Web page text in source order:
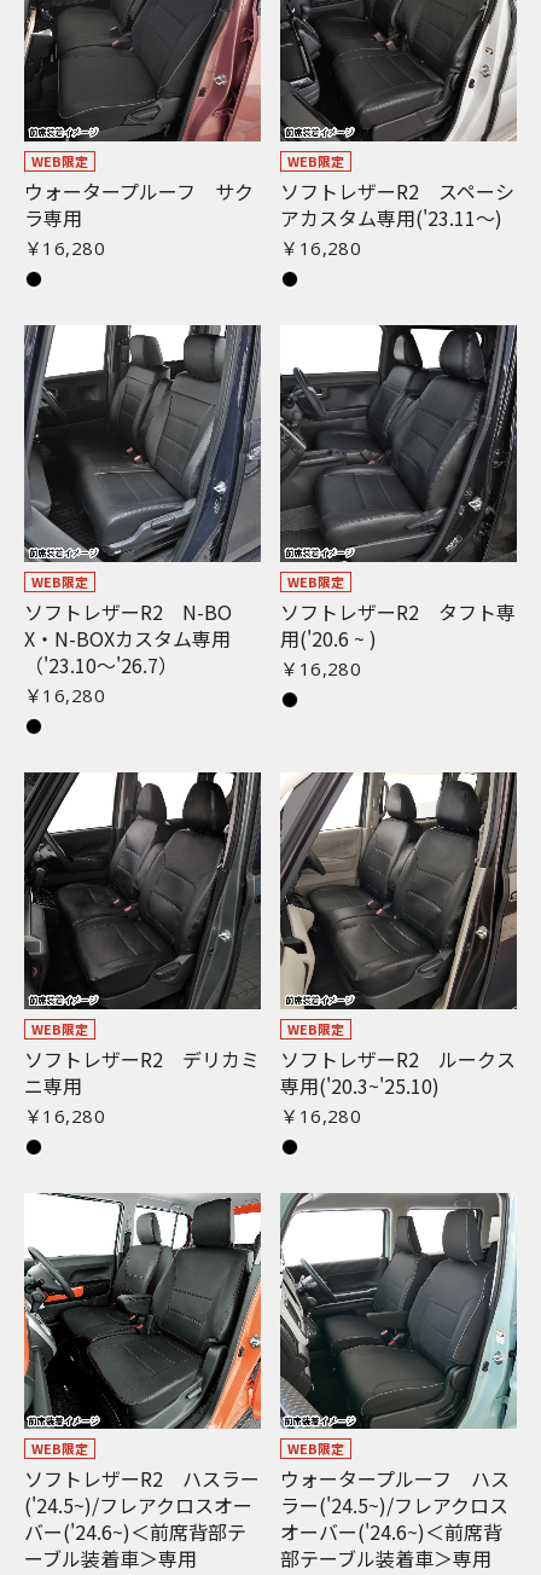
WEB限定
ウォータープルーフ サク
ラ専用
￥16,280
WEB限定
ソフトレザーR2 スペーシ
アカスタム専用('23.11〜)
￥16,280
WEB限定
ソフトレザーR2 N-BO
X・N-BOXカスタム専用
（'23.10〜'26.7）
￥16,280
WEB限定
ソフトレザーR2 タフト専
用('20.6 ~ )
￥16,280
WEB限定
ソフトレザーR2 デリカミ
ニ専用
￥16,280
WEB限定
ソフトレザーR2 ルークス
専用('20.3~'25.10)
￥16,280
WEB限定
ソフトレザーR2 ハスラー
('24.5~)/フレアクロスオー
バー('24.6~)＜前席背部テ
ーブル装着車＞専用
WEB限定
ウォータープルーフ ハス
ラー('24.5~)/フレアクロス
オーバー('24.6~)＜前席背
部テーブル装着車＞専用